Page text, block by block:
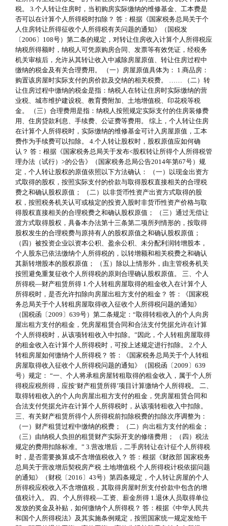
税。 3.个人转让住房时，当初购房实际缴纳的维修基金、工本费是
否可以在计算个人所得税时扣除？ 答：根据《国家税务总局关于个
人住房转让所得征收个人所得税有关问题的通知》（国税发
〔2006〕108号）第二条的规定，对转让住房收入计算个人所得税应
纳税所得额时，纳税人可凭原购房合同、发票等有效凭证，经税务
机关审核后，允许从其转让收入中减除房屋原值、转让住房过程中
缴纳的税金及有关合理费用。 （一）房屋原值具体为： 1.商品房：
购置该房屋时实际支付的房价款及交纳的相关税费。 …… （二）转
让住房过程中缴纳的税金是指：纳税人在转让住房时实际缴纳的营
业税、城市维护建设税、教育费附加、土地增值税、印花税等税
金。 （三）合理费用是指：纳税人按照规定实际支付的住房装修费
用、住房贷款利息、手续费、公证费等费用。 综上，个人转让住房
在计算个人所得税时，实际缴纳的维修基金可计入房屋原值，工本
费作为手续费可以扣除。 4.个人转让股权时，股权原值应如何确
认？ 答：根据《国家税务总局关于发布<股权转让所得个人所得税管
理办法（试行）>的公告》（国家税务总局公告2014年第67号）规
定，个人转让股权的原值依照以下方法确认： （一）以现金出资方
式取得的股权，按照实际支付的价款与取得股权直接相关的合理税
费之和确认股权原值； （二）以非货币性资产出资方式取得的股
权，按照税务机关认可或核定的投资入股时非货币性资产价格与取
得股权直接相关的合理税费之和确认股权原值； （三）通过无偿让
渡方式取得股权，具备本办法第十三条第二项所列情形的，按取得
股权发生的合理税费与原持有人的股权原值之和确认股权原值；
（四）被投资企业以资本公积、盈余公积、未分配利润转增股本，
个人股东已依法缴纳个人所得税的，以转增额和相关税费之和确认
其新转增股本的股权原值； （五）除以上情形外，由主管税务机关
按照避免重复征收个人所得税的原则合理确认股权原值。 三、个人
所得税—财产租赁所得 1.个人转租房屋取得的租金收入在计算个人
所得税时，是否允许扣除向房屋出租方支付的租金？ 答：《国家税
务总局关于个人转租房屋取得收入征收个人所得税问题的通知》
（国税函〔2009〕639号）第二条规定：“取得转租收入的个人向房
屋出租方支付的租金，凭房屋租赁合同和合法支付凭据允许在计算
个人所得税时，从该项转租收入中扣除。”因此，个人转租房屋取得
的租金收入在计算个人所得税时，可按上述规定进行扣除。 2.个人
转租房屋如何缴纳个人所得税？ 答：《国家税务总局关于个人转租
房屋取得收入征收个人所得税问题的通知》（国税函〔2009〕639
号）规定： “一、个人将承租房屋转租取得的租金收入，属于个人所
得税应税所得，应按‘财产租赁所得’项目计算缴纳个人所得税。 二、
取得转租收入的个人向房屋出租方支付的租金，凭房屋租赁合同和
合法支付凭据允许在计算个人所得税时，从该项转租收入中扣除。
三、有关财产租赁所得个人所得税前扣除税费的扣除次序调整为：
（一）财产租赁过程中缴纳的税费； （二）向出租方支付的租金；
（三）由纳税人负担的租赁财产实际开支的修缮费用； （四）税法
规定的费用扣除标准。” 3.营改增后，二手房转让在计征个人所得税
时，是否需要换算成不含增值税收入？ 答：根据《财政部 国家税务
总局关于营改增后契税房产税 土地增值税 个人所得税计税依据问题
的通知》（财税〔2016〕43号）第四条规定，个人转让房屋的个人
所得税应税收入不含增值税，其取得房屋时所支付价款中包含的增
值税计入。 四、个人所得税—工资、薪金所得 1.退休人员取得单位
发放的奖金及补贴，如何缴纳个人所得税？ 答：根据《中华人民共
和国个人所得税法》及其实施条例规定，按照国家统一规定发给干